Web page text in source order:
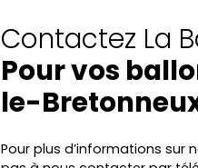
Contactez La
Pour vos
le-
Pour plus d’informations sur